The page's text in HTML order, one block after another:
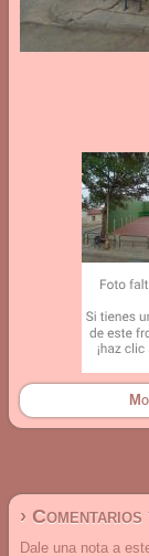
›
Dale una nota a